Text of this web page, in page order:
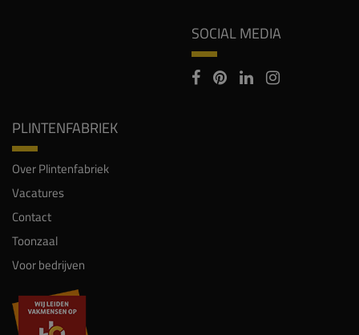
SOCIAL MEDIA
PLINTENFABRIEK
Over Plintenfabriek
Vacatures
Contact
Toonzaal
Voor bedrijven